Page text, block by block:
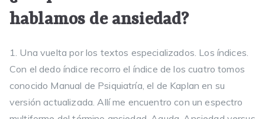
hablamos de ansiedad?
1. Una vuelta por los textos especializados. Los índices.
Con el dedo índice recorro el índice de los cuatro tomos
conocido Manual de Psiquiatría, el de Kaplan en su
versión actualizada. Allí me encuentro con un espectro